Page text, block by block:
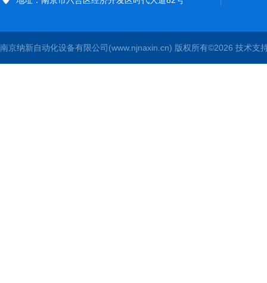
南京纳新自动化设备有限公司(www.njnaxin.cn) 版权所有©2026 技术支